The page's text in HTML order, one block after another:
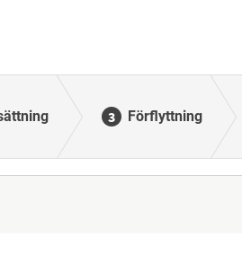
Förflyttning